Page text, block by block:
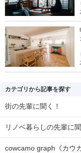
カテゴリから記事を探す
街の先輩に聞く！
リノベ暮らしの先輩に聞
cowcamo graph《カウ